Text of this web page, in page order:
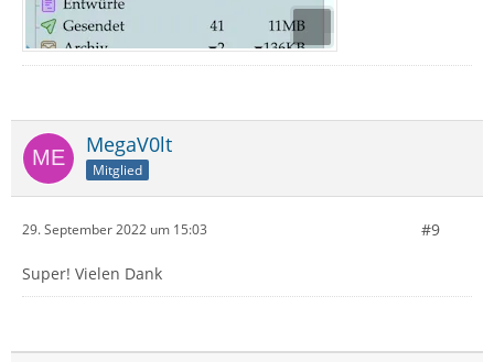
MegaV0lt
Mitglied
29. September 2022 um 15:03 #9
Super! Vielen Dank